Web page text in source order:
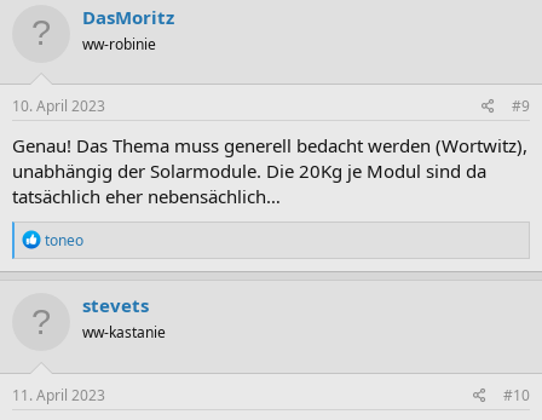
t
n
e
:
DasMoritz
ww-robinie
10. April 2023 #9
Genau! Das Thema muss generell bedacht werden (Wortwitz),
unabhängig der Solarmodule. Die 20Kg je Modul sind da
tatsächlich eher nebensächlich…
R
e
a
t
n
e
toneo
stevets
ww-kastanie
11. April 2023 #10